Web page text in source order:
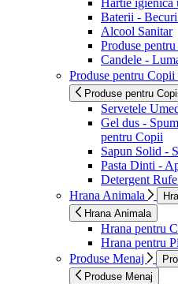
Hartie igienica
Baterii -
Alcool Sanitar
Produse
Candele -
Produse pentru Copii
Produse pentru Copii
Servetele
Gel dus -
pentru Copii
Sapun Solid -
Pasta Dinti -
Detergent
Hrana Animala
Hrana Animala
Hrana pentru
Hrana pentru
Produse Menaj
Produse Menaj